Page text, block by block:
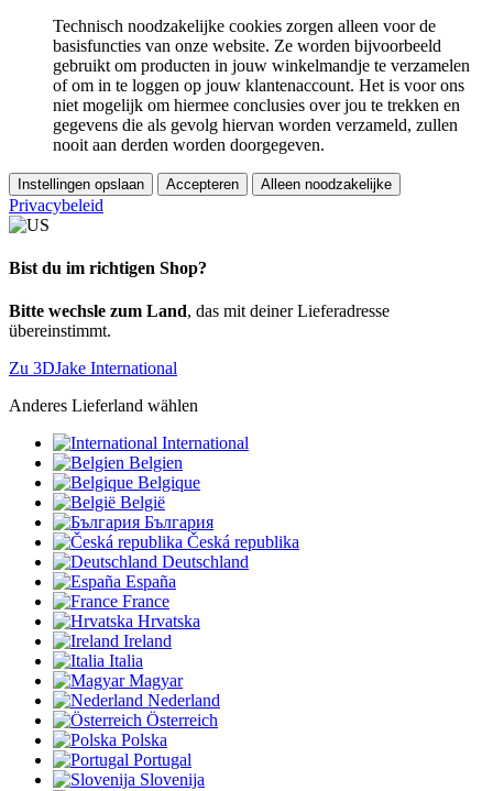
Technisch noodzakelijke cookies zorgen alleen voor de
basisfuncties van onze website. Ze worden bijvoorbeeld
gebruikt om producten in jouw winkelmandje te verzamelen
of om in te loggen op jouw klantenaccount. Het is voor ons
niet mogelijk om hiermee conclusies over jou te trekken en
gegevens die als gevolg hiervan worden verzameld, zullen
nooit aan derden worden doorgegeven.
Instellingen opslaan Accepteren Alleen noodzakelijke
Privacybeleid
Bist du im richtigen Shop?
Bitte wechsle zum Land, das mit deiner Lieferadresse
übereinstimmt.
Zu 3DJake International
Anderes Lieferland wählen
International
Belgien
Belgique
België
България
Česká republika
Deutschland
España
France
Hrvatska
Ireland
Italia
Magyar
Nederland
Österreich
Polska
Portugal
Slovenija